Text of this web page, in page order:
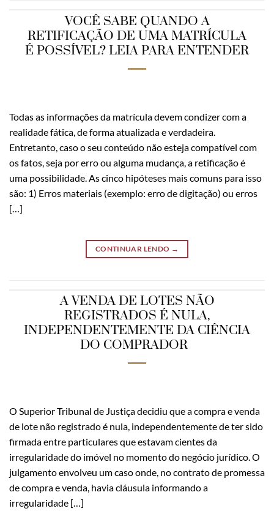
VOCÊ SABE QUANDO A
RETIFICAÇÃO DE UMA MATRÍCULA
É POSSÍVEL? LEIA PARA ENTENDER
Todas as informações da matrícula devem condizer com a
realidade fática, de forma atualizada e verdadeira.
Entretanto, caso o seu conteúdo não esteja compatível com
os fatos, seja por erro ou alguma mudança, a retificação é
uma possibilidade. As cinco hipóteses mais comuns para isso
são: 1) Erros materiais (exemplo: erro de digitação) ou erros
[…]
CONTINUAR LENDO →
A VENDA DE LOTES NÃO
REGISTRADOS É NULA,
INDEPENDENTEMENTE DA CIÊNCIA
DO COMPRADOR
O Superior Tribunal de Justiça decidiu que a compra e venda
de lote não registrado é nula, independentemente de ter sido
firmada entre particulares que estavam cientes da
irregularidade do imóvel no momento do negócio jurídico. O
julgamento envolveu um caso onde, no contrato de promessa
de compra e venda, havia cláusula informando a
irregularidade […]